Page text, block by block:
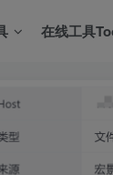
在线工具